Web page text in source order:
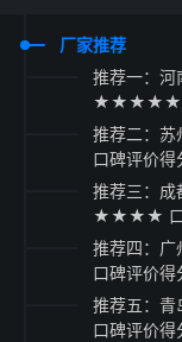
厂家推荐
推荐一：河
★★★★★
推荐二：
口碑评价得
推荐三：成
★★★★ 口
推荐四：
口碑评价得
推荐五：
口碑评价得